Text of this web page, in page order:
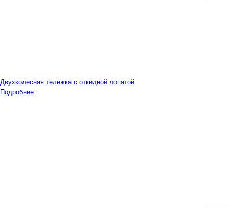
Двухколесная тележка с откидной лопатой
Подробнее